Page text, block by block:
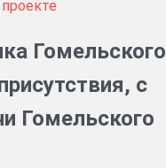
Гомельского
с
Гомельского